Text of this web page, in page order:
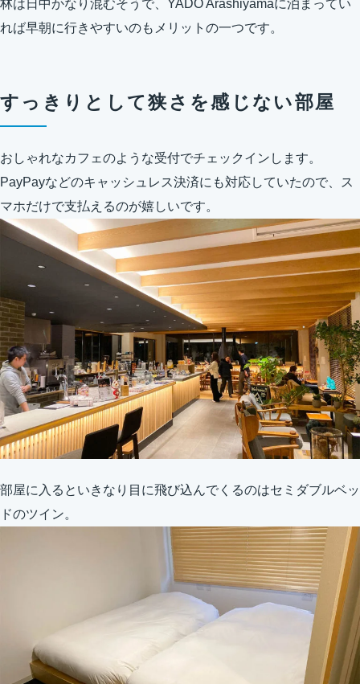
林は日中かなり混むそうで、YADO Arashiyamaに泊まってい
れば早朝に行きやすいのもメリットの一つです。
すっきりとして狭さを感じない部屋
おしゃれなカフェのような受付でチェックインします。
PayPayなどのキャッシュレス決済にも対応していたので、ス
マホだけで支払えるのが嬉しいです。
部屋に入るといきなり目に飛び込んでくるのはセミダブルベッ
ドのツイン。